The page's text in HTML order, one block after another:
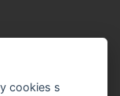
cookies s